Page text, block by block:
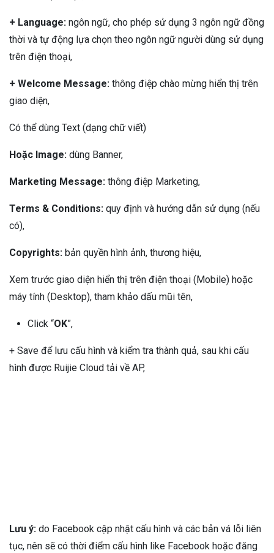
+ Language: ngôn ngữ, cho phép sử dụng 3 ngôn ngữ đồng
thời và tự động lựa chọn theo ngôn ngữ người dùng sử dụng
trên điện thoại,
+ Welcome Message: thông điệp chào mừng hiển thị trên
giao diện,
Có thể dùng Text (dạng chữ viết)
Hoặc Image: dùng Banner,
Marketing Message: thông điệp Marketing,
Terms & Conditions: quy định và hướng dẫn sử dụng (nếu
có),
Copyrights: bản quyền hình ảnh, thương hiệu,
Xem trước giao diện hiển thị trên điện thoại (Mobile) hoặc
máy tính (Desktop), tham khảo dấu mũi tên,
Click “OK”,
+ Save để lưu cấu hình và kiểm tra thành quả, sau khi cấu
hình được Ruijie Cloud tải về AP,
Lưu ý: do Facebook cập nhật cấu hình và các bản vá lỗi liên
tục, nên sẽ có thời điểm cấu hình like Facebook hoặc đăng